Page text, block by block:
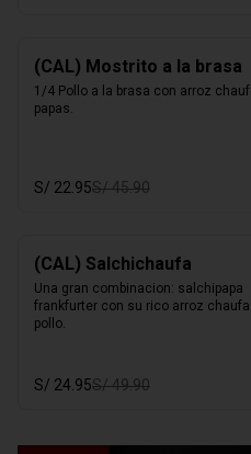
(CAL) Mostrito a la brasa
1/4 Pollo a la brasa con arroz
papas.
S/ 22.95S/ 45.90
(CAL) Salchichaufa
Una gran combinacion: salchipapa
frankfurter con su rico arroz chaufa
pollo.
S/ 24.95S/ 49.90